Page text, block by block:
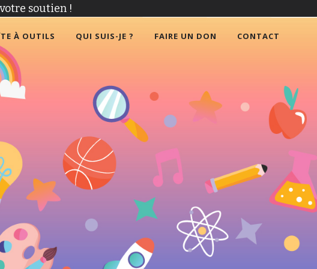
soutien !
À OUTILS QUI SUIS-JE ? FAIRE UN DON CONTACT